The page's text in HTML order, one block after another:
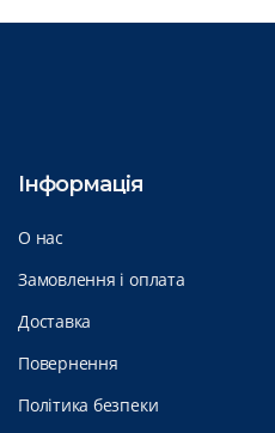
Інформація
О нас
Замовлення і оплата
Доставка
Повернення
Політика безпеки